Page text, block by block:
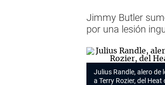
Jimmy Butler
por una lesión
Julius Randle, alero de
a Terry Rozier, del